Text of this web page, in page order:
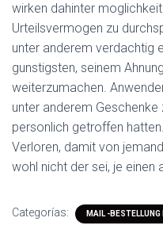
wirken dahinter
Urteilsvermogen zu
unter anderem verdachtig
gunstigsten, seinem
weiterzumachen.
unter anderem
personlich getroffen
Verloren, damit von
wohl nicht der sei, je einen
Categorías: MAIL -